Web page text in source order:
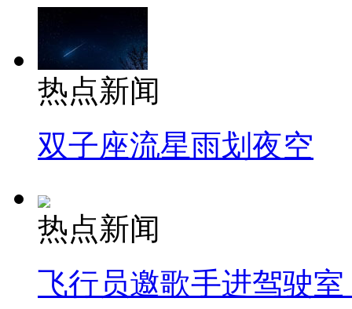
热点新闻
双子座流星雨划夜空
热点新闻
飞行员邀歌手进驾驶